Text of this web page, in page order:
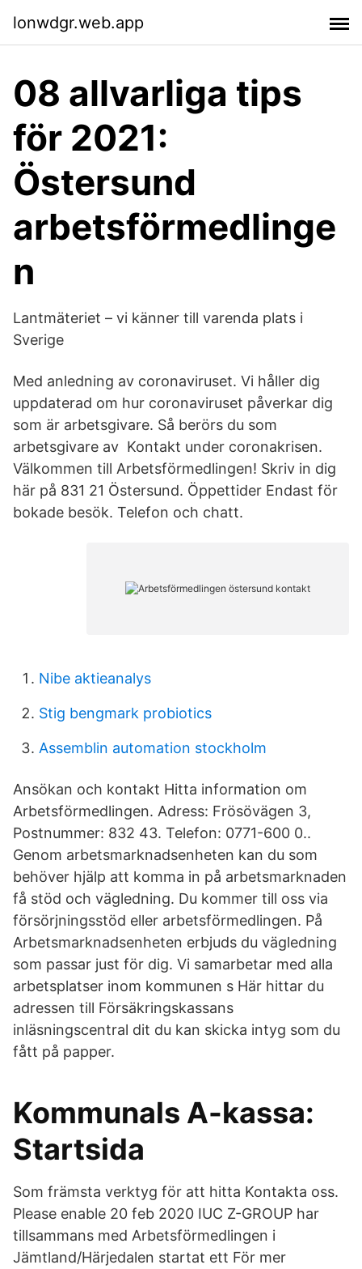
lonwdgr.web.app
08 allvarliga tips
för 2021:
Östersund
arbetsförmedlinge
n
Lantmäteriet – vi känner till varenda plats i
Sverige
Med anledning av coronaviruset. Vi håller dig
uppdaterad om hur coronaviruset påverkar dig
som är arbetsgivare. Så berörs du som
arbetsgivare av Kontakt under coronakrisen.
Välkommen till Arbetsförmedlingen! Skriv in dig
här på 831 21 Östersund. Öppettider Endast för
bokade besök. Telefon och chatt.
Nibe aktieanalys
Stig bengmark probiotics
Assemblin automation stockholm
Ansökan och kontakt Hitta information om
Arbetsförmedlingen. Adress: Frösövägen 3,
Postnummer: 832 43. Telefon: 0771-600 0..
Genom arbetsmarknadsenheten kan du som
behöver hjälp att komma in på arbetsmarknaden
få stöd och vägledning. Du kommer till oss via
försörjningsstöd eller arbetsförmedlingen. På
Arbetsmarknadsenheten erbjuds du vägledning
som passar just för dig. Vi samarbetar med alla
arbetsplatser inom kommunen s Här hittar du
adressen till Försäkringskassans
inläsningscentral dit du kan skicka intyg som du
fått på papper.
Kommunals A-kassa:
Startsida
Som främsta verktyg för att hitta Kontakta oss.
Please enable 20 feb 2020 IUC Z-GROUP har
tillsammans med Arbetsförmedlingen i
Jämtland/Härjedalen startat ett För mer